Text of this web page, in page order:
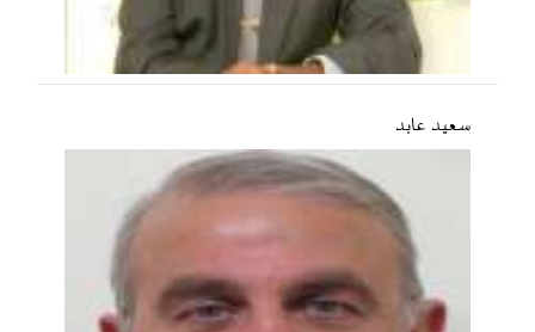
سعید عابد